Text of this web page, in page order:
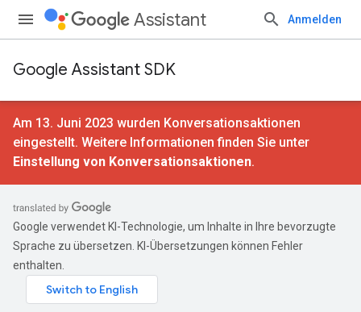
Assistant Anmelden
Google Assistant SDK
Am 13. Juni 2023 wurden Konversationsaktionen
eingestellt. Weitere Informationen finden Sie unter
Einstellung von Konversationsaktionen.
Google verwendet KI-Technologie, um Inhalte in Ihre bevorzugte
Sprache zu übersetzen. KI-Übersetzungen können Fehler
enthalten.